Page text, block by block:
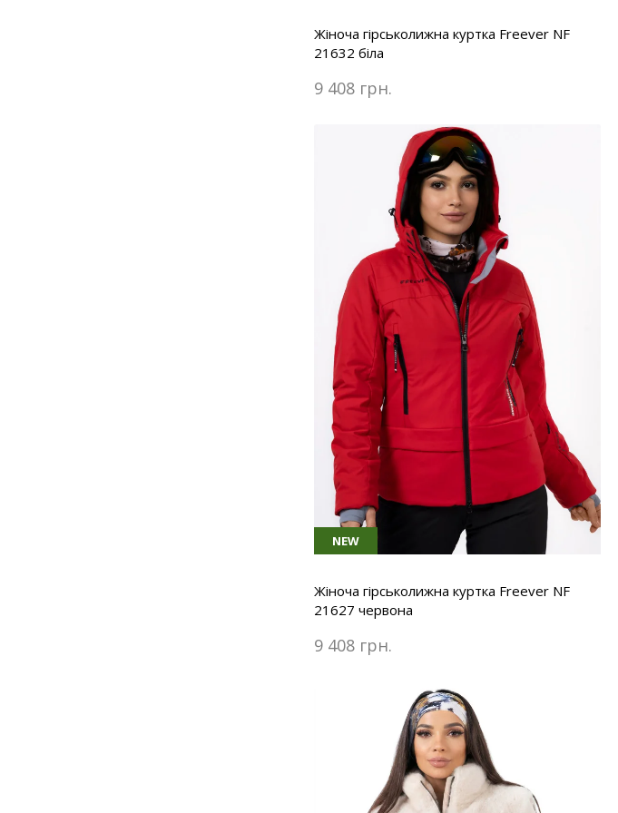
Жіноча гірськолижна куртка Freever NF
21632 біла
9 408 грн.
NEW
Жіноча гірськолижна куртка Freever NF
21627 червона
9 408 грн.